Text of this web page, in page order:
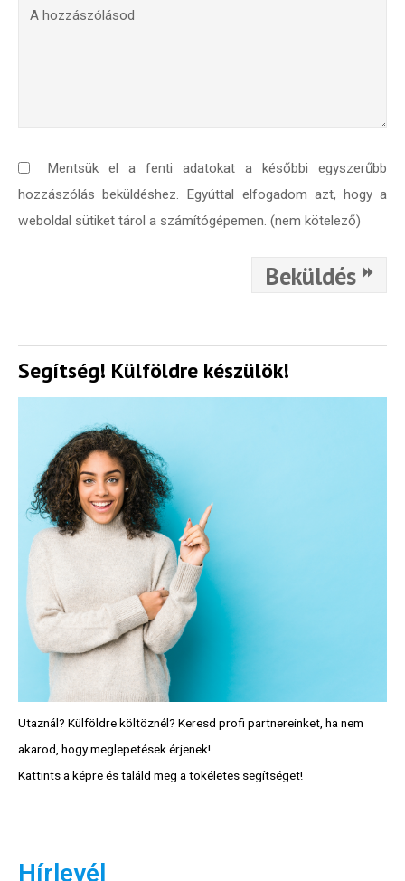
Mentsük el a fenti adatokat a későbbi egyszerűbb
hozzászólás beküldéshez. Egyúttal elfogadom azt, hogy a
weboldal sütiket tárol a számítógépemen. (nem kötelező)
Beküldés
Segítség! Külföldre készülök!
Utaznál? Külföldre költöznél? Keresd profi partnereinket, ha nem
akarod, hogy meglepetések érjenek!
Kattints a képre és találd meg a tökéletes segítséget!
Hírlevél